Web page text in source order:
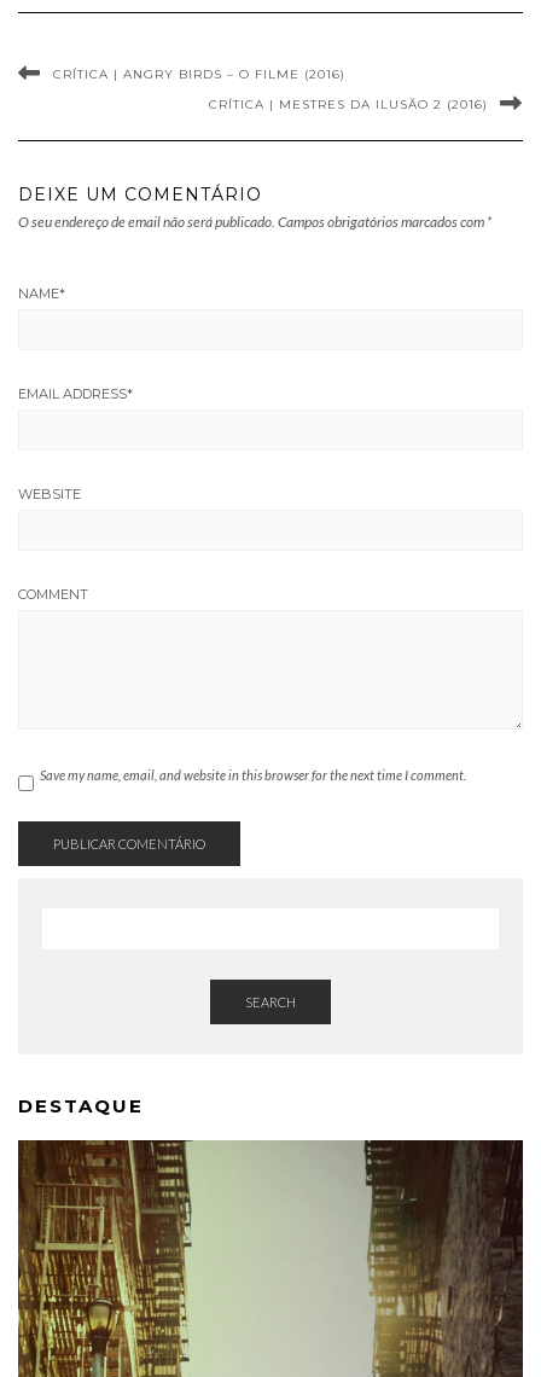
CRÍTICA | ANGRY BIRDS – O FILME (2016)
CRÍTICA | MESTRES DA ILUSÃO 2 (2016)
DEIXE UM COMENTÁRIO
O seu endereço de email não será publicado. Campos obrigatórios marcados com *
NAME*
EMAIL ADDRESS*
WEBSITE
COMMENT
Save my name, email, and website in this browser for the next time I comment.
SEARCH
DESTAQUE